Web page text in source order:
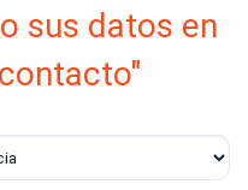
sus datos en